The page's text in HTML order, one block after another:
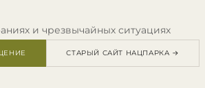
и чрезвычайных ситуациях
СТАРЫЙ САЙТ НАЦПАРКА →